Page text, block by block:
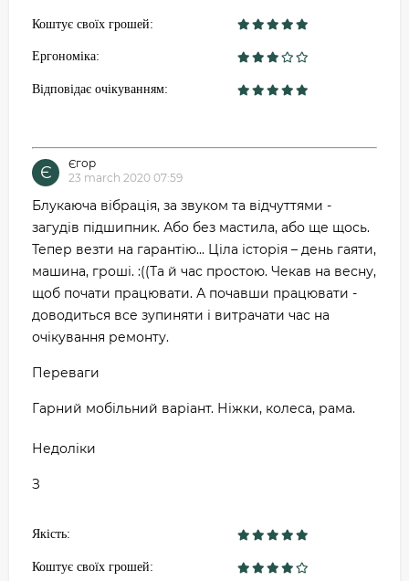
Коштує своїх грошей:
Ергономіка:
Відповідає очікуванням:
Є
Єгор
23 march 2020 07:59
Блукаюча вібрація, за звуком та відчуттями -
загудів підшипник. Або без мастила, або ще щось.
Тепер везти на гарантію... Ціла історія – день гаяти,
машина, гроші. :((Та й час простою. Чекав на весну,
щоб почати працювати. А почавши працювати -
доводиться все зупиняти і витрачати час на
очікування ремонту.
Переваги
Гарний мобільний варіант. Ніжки, колеса, рама.
Недоліки
З
Якість:
Коштує своїх грошей: